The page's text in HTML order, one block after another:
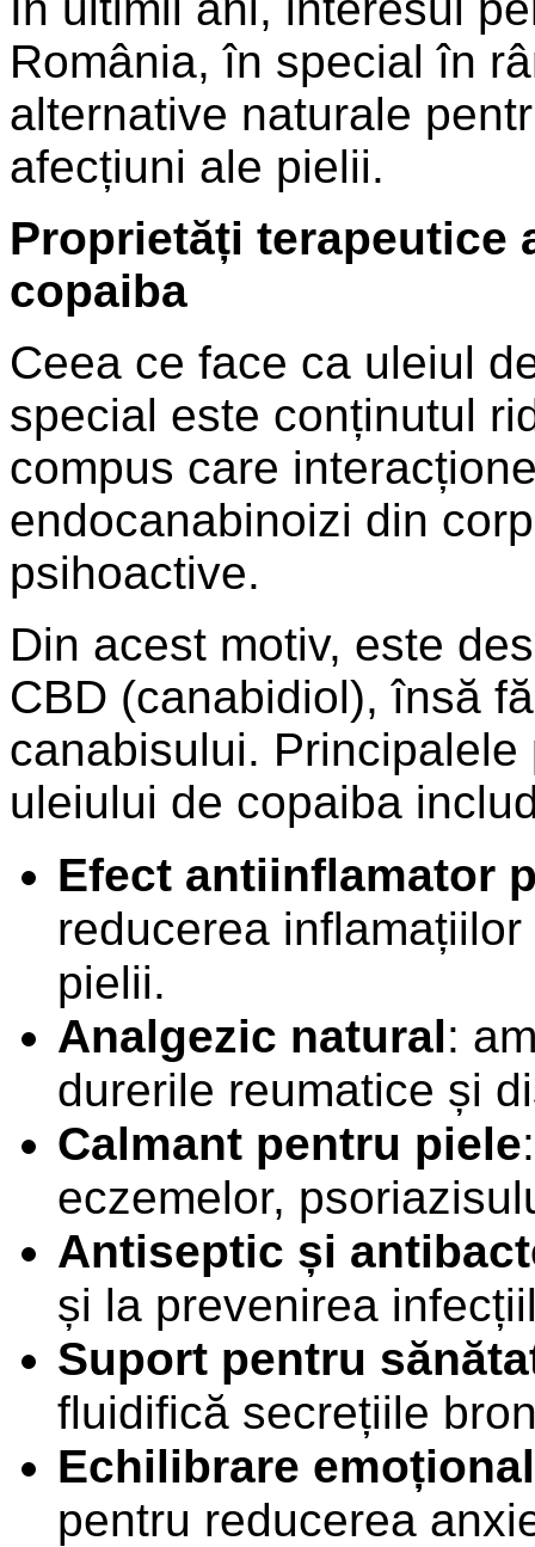
România, în special în
alternative naturale
afecțiuni ale pielii.
Proprietăți terapeutice
copaiba
Ceea ce face ca uleiul
special este conținutul
compus care
endocanabinoizi din
psihoactive.
Din acest motiv, este
CBD (canabidiol), însă
canabisului.
uleiului de copaiba
Efect antiinflamator
reducerea
pielii.
Analgezic natural:
durerile reumatice și
Calmant pentru piele
eczemelor,
Antiseptic și
și la prevenirea
Suport pentru
fluidifică secrețiile
Echilibrare
pentru reducerea